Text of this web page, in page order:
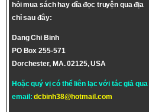
hỏi mua sách hay dĩa đọc truyện qua địa
chỉ sau đây:
Dang Chi Binh
PO Box 255-571
Dorchester, MA. 02125, USA
Hoặc quý vị có thể liên lạc với tác giả qua
email:dcbinh38@hotmail.com